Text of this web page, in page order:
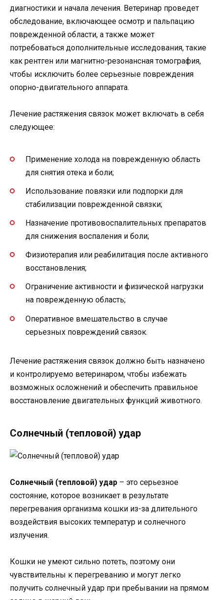
диагностики и начала лечения. Ветеринар проведет
обследование, включающее осмотр и пальпацию
поврежденной области, а также может
потребоваться дополнительные исследования, такие
как рентген или магнитно-резонансная томография,
чтобы исключить более серьезные повреждения
опорно-двигательного аппарата.
Лечение растяжения связок может включать в себя
следующее:
Применение холода на поврежденную область
для снятия отека и боли;
Использование повязки или подпорки для
стабилизации поврежденной связки;
Назначение противовоспалительных препаратов
для снижения воспаления и боли;
Физиотерапия или реабилитация после активного
восстановления;
Ограничение активности и физической нагрузки
на поврежденную область;
Оперативное вмешательство в случае
серьезных повреждений связок.
Лечение растяжения связок должно быть назначено
и контролируемо ветеринаром, чтобы избежать
возможных осложнений и обеспечить правильное
восстановление двигательных функций животного.
Солнечный (тепловой) удар
Солнечный (тепловой) удар – это серьезное
состояние, которое возникает в результате
перегревания организма кошки из-за длительного
воздействия высоких температур и солнечного
излучения.
Кошки не умеют сильно потеть, поэтому они
чувствительны к перегреванию и могут легко
получить солнечный удар при пребывании на прямом